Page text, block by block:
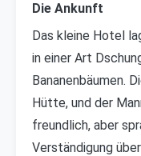
Die Ankunft
Das kleine Hotel
in einer Art
Bananenbäumen.
Hütte, und der
freundlich, aber
Verständigung